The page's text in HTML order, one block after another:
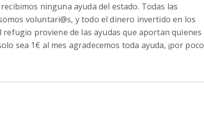
ninguna ayuda del estado. Todas las
voluntari@s, y todo el dinero invertido en los
proviene de las ayudas que aportan quienes
sea 1€ al mes agradecemos toda ayuda, ¡por poco